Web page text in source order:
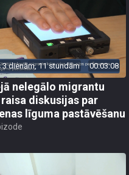
3 dienām, 11 stundām 00:03:08
nelegālo migrantu
diskusijas par
līguma pastāvēšanu